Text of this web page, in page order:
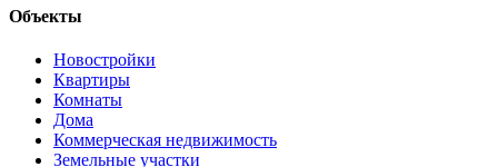
Объекты
Новостройки
Квартиры
Комнаты
Дома
Коммерческая недвижимость
Земельные участки